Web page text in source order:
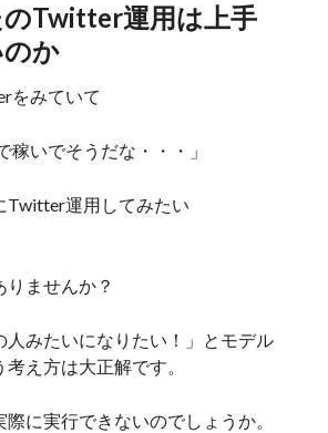
Twitter運用は上手
か
をみていて
稼いでそうだな・・・」
Twitter運用してみたい
りませんか？
人みたいになりたい！」とモデル
え方は大正解です。
に実行できないのでしょうか。